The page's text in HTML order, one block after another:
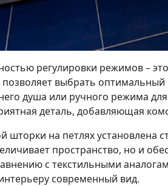
регулировки режимов –
выбрать
душа или ручного режима
деталь, добавляющая
шторки на петлях установлена
пространство, но и
с текстильными
современный вид.